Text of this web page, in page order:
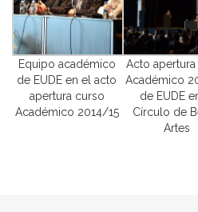
Equipo académico
de EUDE en el acto
apertura curso
Académico 2014/15
Acto
Académico
de EUDE
Círculo de
Artes